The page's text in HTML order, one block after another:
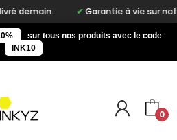
Garantie à vie sur notre
sur tous nos produits avec le code
INK10
0